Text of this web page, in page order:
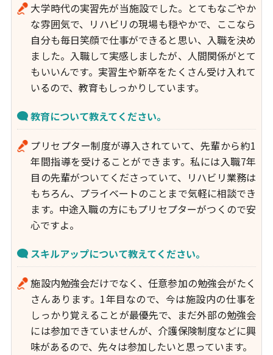
大学時代の実習先が当施設でした。とてもなごやか
な雰囲気で、リハビリの現場も穏やかで、ここなら
自分も毎日笑顔で仕事ができると思い、入職を決め
ました。入職して実感しましたが、人間関係がとて
もいいんです。実習生や新卒をたくさん受け入れて
いるので、教育もしっかりしています。
教育について教えてください。
プリセプター制度が導入されていて、先輩から約1
年間指導を受けることができます。私には入職7年
目の先輩がついてくださっていて、リハビリ業務は
もちろん、プライベートのことまで気軽に相談でき
ます。中途入職の方にもプリセプターがつくので安
心ですよ。
スキルアップについて教えてください。
施設内勉強会だけでなく、任意参加の勉強会がたく
さんあります。1年目なので、今は施設内の仕事を
しっかり覚えることが最優先で、まだ外部の勉強会
には参加できていませんが、介護保険制度などに興
味があるので、先々は参加したいと思っています。